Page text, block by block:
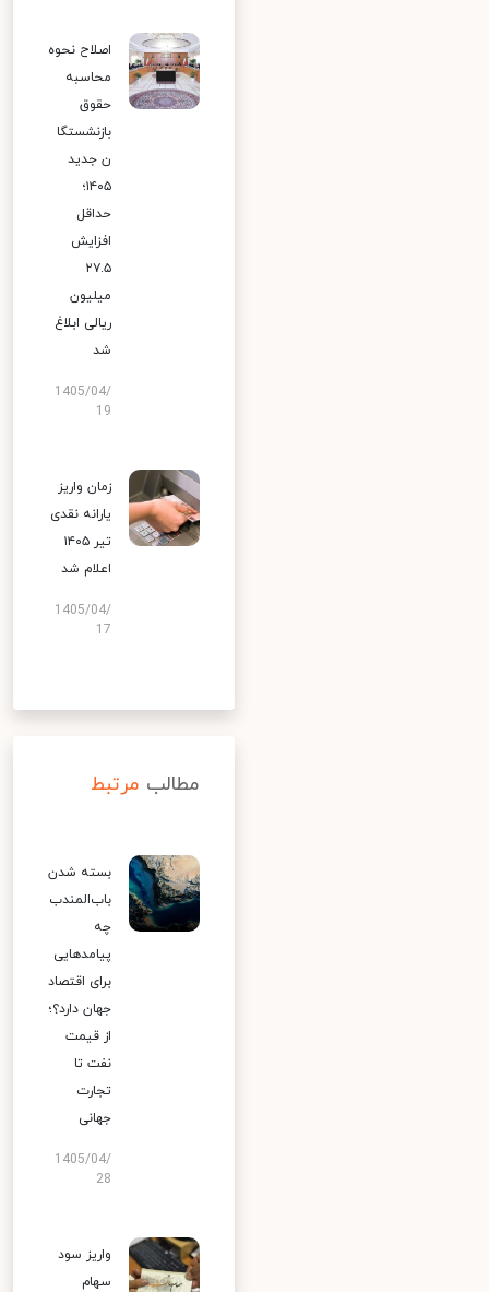
اصلاح نحوه
محاسبه
حقوق
بازنشستگا
ن جدید
۱۴۰۵؛
حداقل
افزایش
۲۷.۵
میلیون
ریالی ابلاغ
شد
1405/04/
19
زمان واریز
یارانه نقدی
تیر ۱۴۰۵
اعلام شد
1405/04/
17
مطالب مرتبط
بسته شدن
باب‌المندب
چه
پیامدهایی
برای اقتصاد
جهان دارد؟؛
از قیمت
نفت تا
تجارت
جهانی
1405/04/
28
واریز سود
سهام